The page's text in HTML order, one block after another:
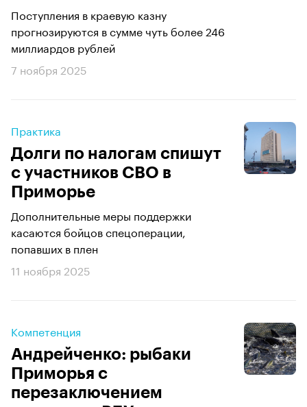
Поступления в краевую казну
прогнозируются в сумме чуть более 246
миллиардов рублей
7 ноября 2025
Практика
Долги по налогам спишут
с участников СВО в
Приморье
Дополнительные меры поддержки
касаются бойцов спецоперации,
попавших в плен
11 ноября 2025
Компетенция
Андрейченко: рыбаки
Приморья с
перезаключением